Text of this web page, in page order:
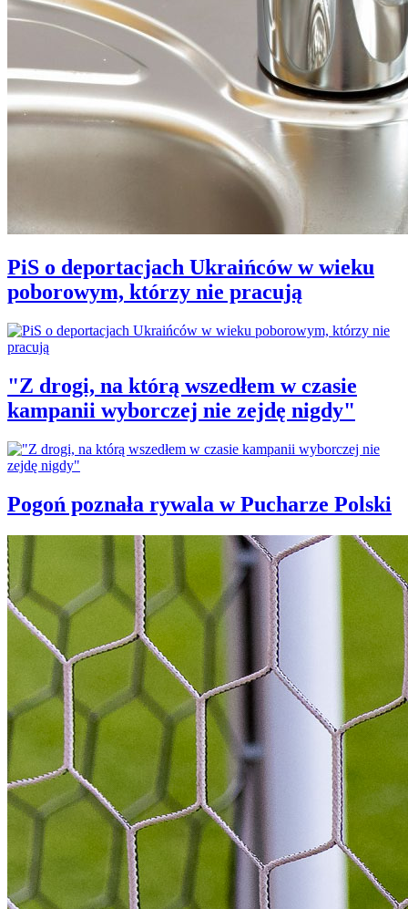
PiS o deportacjach Ukraińców w wieku
poborowym, którzy nie pracują
"Z drogi, na którą wszedłem w czasie
kampanii wyborczej nie zejdę nigdy"
Pogoń poznała rywala w Pucharze Polski